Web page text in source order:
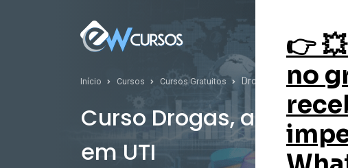
Cursos
Início Cursos Cursos Gratuitos Drogas, analgesia e
Curso Drogas,
em UTI